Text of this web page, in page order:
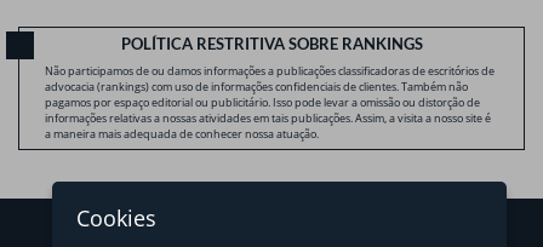
POLÍTICA RESTRITIVA SOBRE RANKINGS
Não participamos de ou damos informações a publicações classificadoras de escritórios de
advocacia (rankings) com uso de informações confidenciais de clientes. Também não
pagamos por espaço editorial ou publicitário. Isso pode levar a omissão ou distorção de
informações relativas a nossas atividades em tais publicações. Assim, a visita a nosso site é
a maneira mais adequada de conhecer nossa atuação.
Cookies